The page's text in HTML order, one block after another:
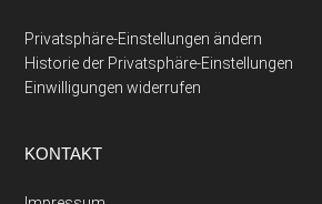
Privatsphäre-Einstellungen ändern
Historie der Privatsphäre-Einstellungen
Einwilligungen widerrufen
KONTAKT